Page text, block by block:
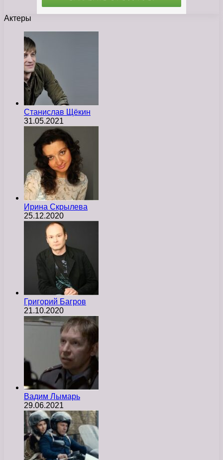
Актеры
Станислав Щёкин
31.05.2021
Ирина Скрылева
25.12.2020
Григорий Багров
21.10.2020
Вадим Лымарь
29.06.2021